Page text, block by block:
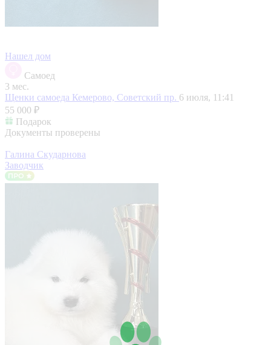
Нашел дом
Самоед
3 мес.
Щенки самоеда Кемерово, Советский пр. 6 июля, 11:41
55 000 ₽
Подарок
Документы проверены
Галина Скударнова
Заводчик